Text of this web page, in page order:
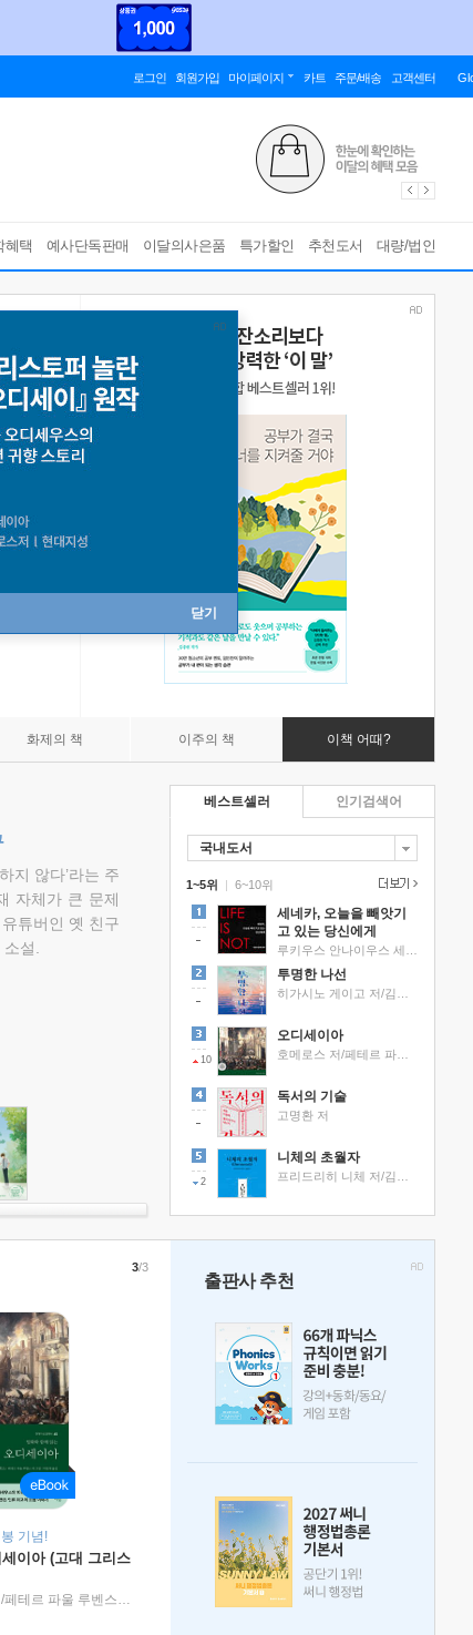
로그인 회원가입 마이페이지 카트 주문/배송 고객센터
혜택 예사단독판매 이달의사은품 특가할인 추천도서 대량/법인
닫기
화제의 책 이주의 책 이책 어때?
지 않다’라는 주
자체가 큰 문제
튜버인 옛 친구
설.
베스트셀러
국내도서
1~5위 |
세네카, 오늘을 빼앗기
고 있는 당신에게
투명한 나선
10
오디세이아
독서의 기술
고명환 저
2
니체의 초월자
6~10위
인기검색어
기념!
이아 (고대 그리스
호메로스 저/페테르 파울 루벤스 그림/박문재 역
현대지성
3/3
출판사 추천